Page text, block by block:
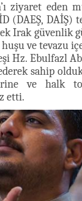
ziyaret eden
(DAEŞ, DAİŞ)
Irak güvenlik
ve tevazu
Hz. Ebulfazl
sahip
ve halk
etti.